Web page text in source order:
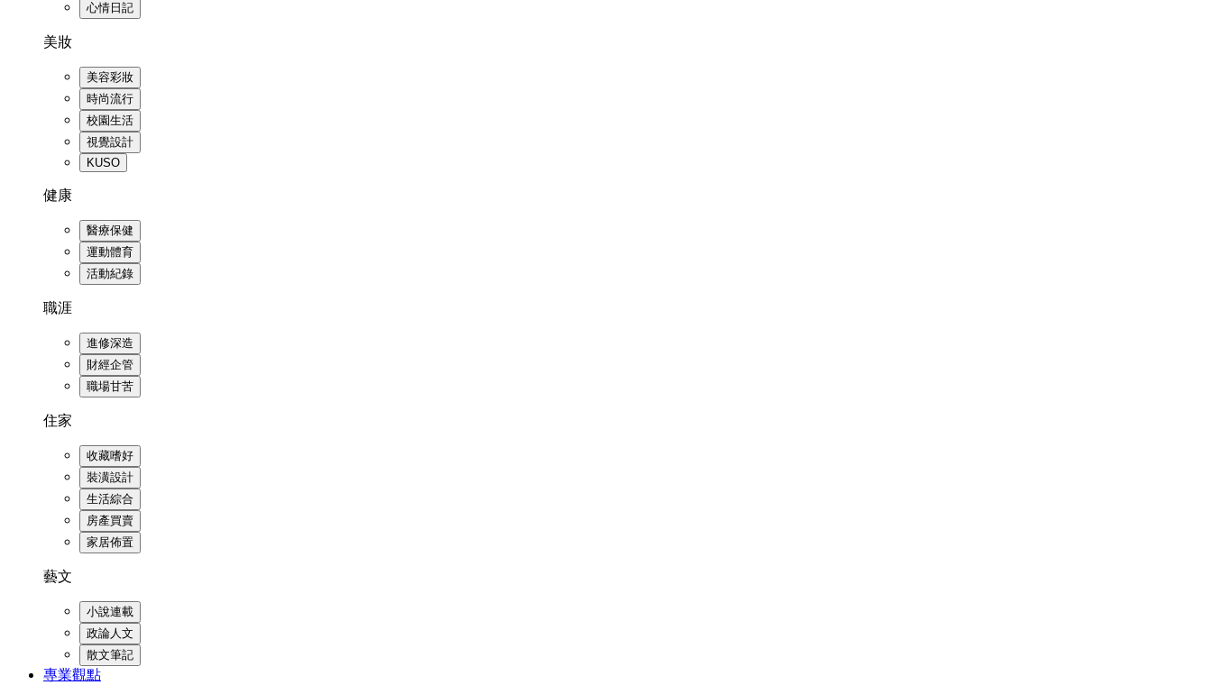
心情日記
美妝
美容彩妝
時尚流行
校園生活
視覺設計
KUSO
健康
醫療保健
運動體育
活動紀錄
職涯
進修深造
財經企管
職場甘苦
住家
收藏嗜好
裝潢設計
生活綜合
房產買賣
家居佈置
藝文
小說連載
政論人文
散文筆記
專業觀點